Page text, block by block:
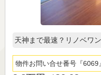
天神まで最速？リノベワ
物件お問い合せ番号 6069